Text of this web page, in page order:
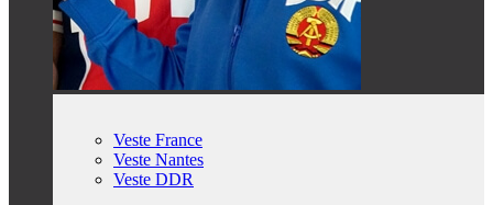
Veste France
Veste Nantes
Veste DDR